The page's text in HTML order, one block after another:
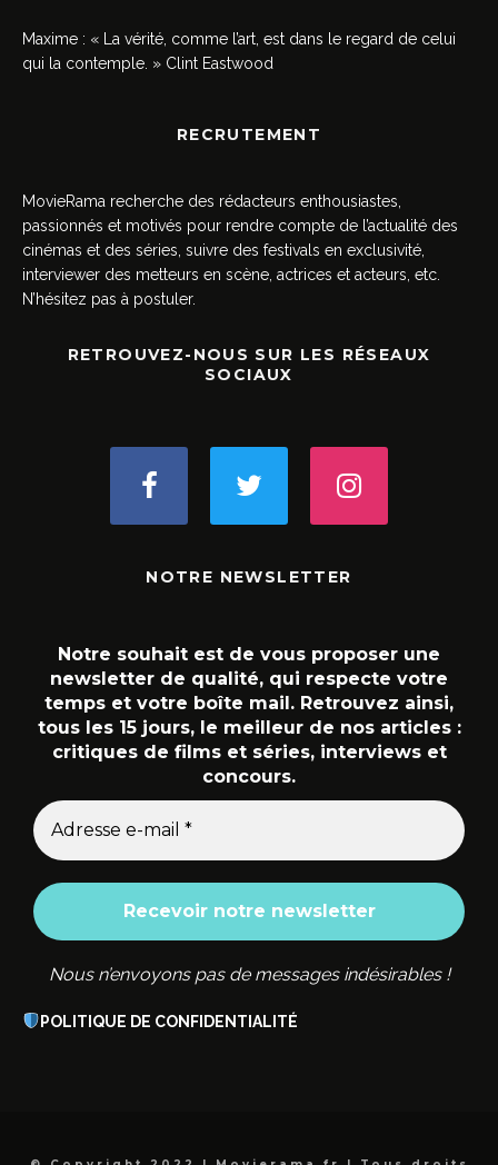
Maxime : « La vérité, comme l’art, est dans le regard de celui
qui la contemple. » Clint Eastwood
RECRUTEMENT
MovieRama recherche des rédacteurs enthousiastes,
passionnés et motivés pour rendre compte de l’actualité des
cinémas et des séries, suivre des festivals en exclusivité,
interviewer des metteurs en scène, actrices et acteurs, etc.
N’hésitez pas à postuler.
RETROUVEZ-NOUS SUR LES RÉSEAUX
SOCIAUX
NOTRE NEWSLETTER
Notre souhait est de vous proposer une
newsletter de qualité, qui respecte votre
temps et votre boîte mail. Retrouvez ainsi,
tous les 15 jours, le meilleur de nos articles :
critiques de films et séries, interviews et
concours.
Nous n’envoyons pas de messages indésirables !
POLITIQUE DE CONFIDENTIALITÉ